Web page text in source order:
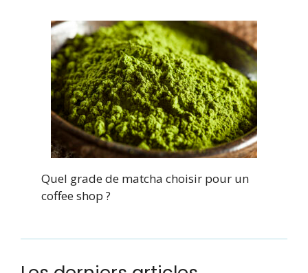
Quel grade de matcha choisir pour un
coffee shop ?